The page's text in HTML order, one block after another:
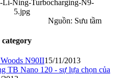
Nguồn: Sưu tầm​
N90II15/11/2013
TB Nano 120 - sự lựa chọn của